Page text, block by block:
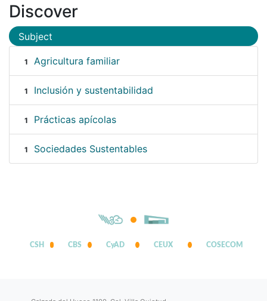
Discover
Subject
1 Agricultura familiar
1 Inclusión y sustentabilidad
1 Prácticas apícolas
1 Sociedades Sustentables
CSH CBS CyAD CEUX COSECOM